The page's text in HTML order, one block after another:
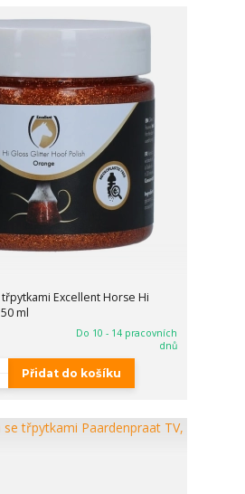
Excellent Horse Hi
ml
Do 10 - 14 pracovních
dnů
Přidat do košíku